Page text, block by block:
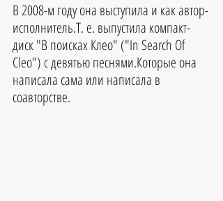
В 2008-м году она выступила и как автор-
исполнитель.Т. е. выпустила компакт-
диск "В поисках Клео" ("In Search Of
Cleo") с девятью песнями.Которые она
написала сама или написала в
соавторстве.